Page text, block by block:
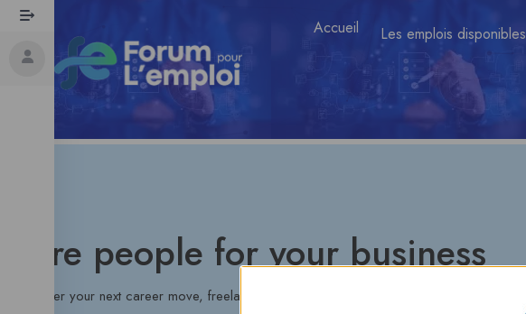
Accueil Les emplois disponibles
Hire people for your business
Discover your next career move, freelance gig, or internship